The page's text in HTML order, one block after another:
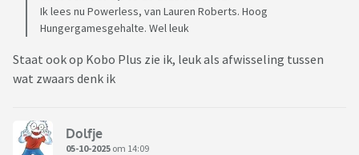
Ik lees nu Powerless, van Lauren Roberts. Hoog
Hungergamesgehalte. Wel leuk
Staat ook op Kobo Plus zie ik, leuk als afwisseling tussen
wat zwaars denk ik
Dolfje
05-10-2025 om 14:09